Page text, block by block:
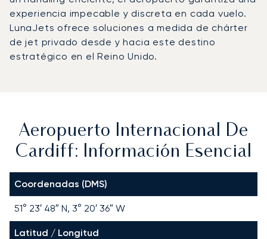
experiencia impecable y discreta en cada vuelo.
LunaJets ofrece soluciones a medida de chárter
de jet privado desde y hacia este destino
estratégico en el Reino Unido.
Aeropuerto Internacional De
Cardiff: Información Esencial
Coordenadas (DMS)
51° 23′ 48″ N, 3° 20′ 36″ W
Latitud / Longitud